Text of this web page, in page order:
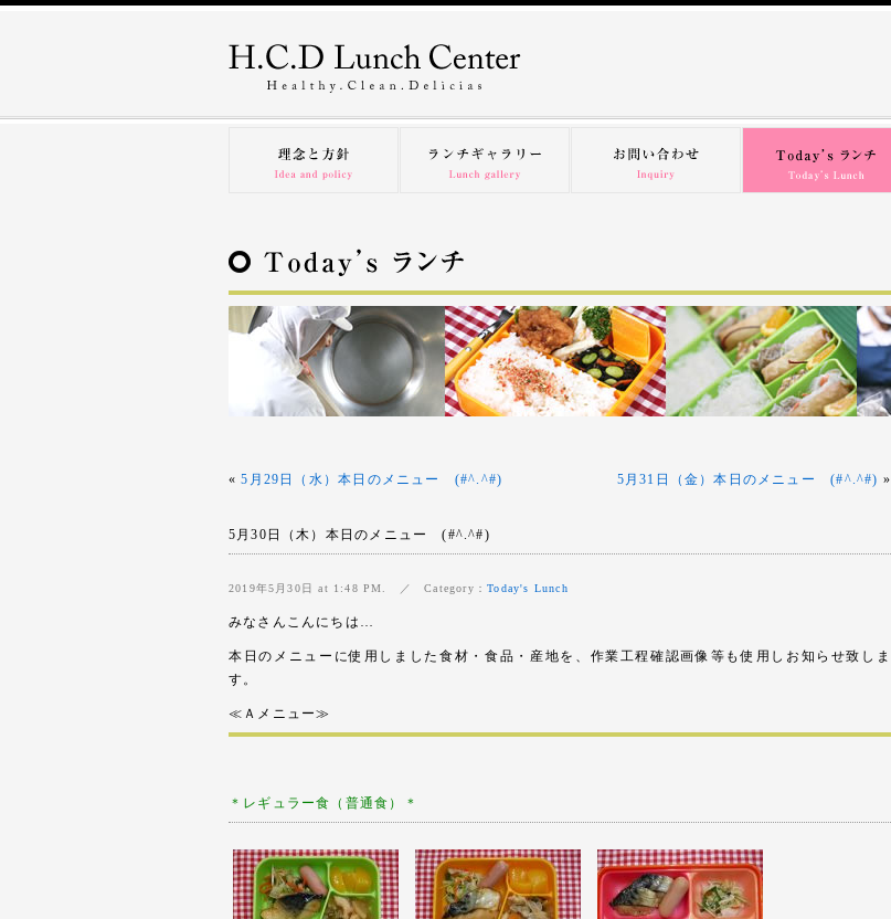
«5月29日（水）本日のメニュー (#^.^#) 5月31日（金）本日のメニュー (#^.^#) »
5月30日（木）本日のメニュー (#^.^#)
2019年5月30日 at 1:48 PM. ／ Category：Today's Lunch
みなさんこんにちは…
本日のメニューに使用しました食材・食品・産地を、作業工程確認画像等も使用しお知らせ致しま
す。
≪Ａメニュー≫
＊レギュラー食（普通食）＊